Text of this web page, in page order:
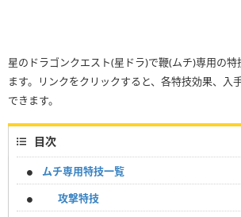
星のドラゴンクエスト(星ドラ)で鞭(ムチ)専用の特
ます。リンクをクリックすると、各特技効果、入
できます。
目次
ムチ専用特技一覧
攻撃特技